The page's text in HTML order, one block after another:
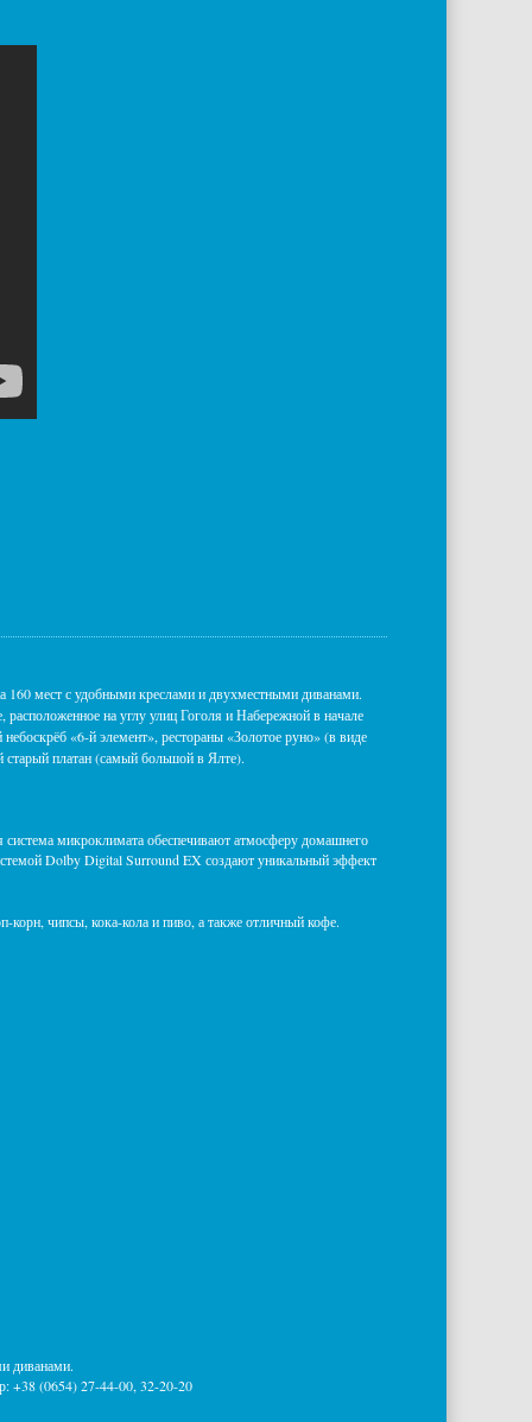
160 мест с удобными креслами и двухместными диванами.
на углу улиц Гоголя и Набережной в начале
«6-й элемент», рестораны «Золотое руно» (в виде
платан (самый большой в Ялте).
микроклимата обеспечивают атмосферу домашнего
Dolby Digital Surround EX создают уникальный эффект
чипсы, кока-кола и пиво, а также отличный кофе.
диванами.
+38 (0654) 27-44-00, 32-20-20